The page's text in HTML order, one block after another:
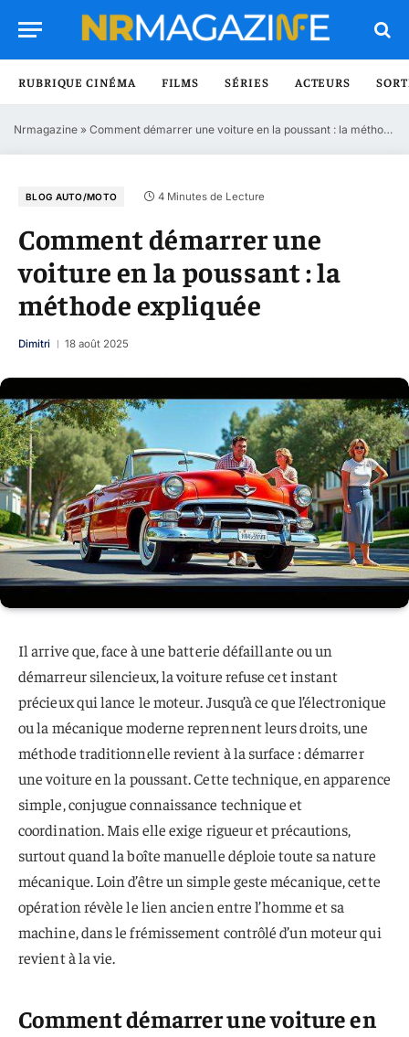
RUBRIQUE CINÉMA FILMS SÉRIES ACTEURS
Nrmagazine » Comment démarrer une voiture en la poussant : la méthode expliquée
BLOG AUTO/MOTO 4 Minutes de Lecture
Comment démarrer une
voiture en la poussant : la
méthode expliquée
Dimitri 18 août 2025
Il arrive que, face à une batterie défaillante ou un
démarreur silencieux, la voiture refuse cet instant
précieux qui lance le moteur. Jusqu’à ce que l’électronique
ou la mécanique moderne reprennent leurs droits, une
méthode traditionnelle revient à la surface : démarrer
une voiture en la poussant. Cette technique, en apparence
simple, conjugue connaissance technique et
coordination. Mais elle exige rigueur et précautions,
surtout quand la boîte manuelle déploie toute sa nature
mécanique. Loin d’être un simple geste mécanique, cette
opération révèle le lien ancien entre l’homme et sa
machine, dans le frémissement contrôlé d’un moteur qui
revient à la vie.
Comment démarrer une voiture en